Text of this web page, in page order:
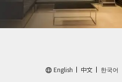
English 中文 한국어